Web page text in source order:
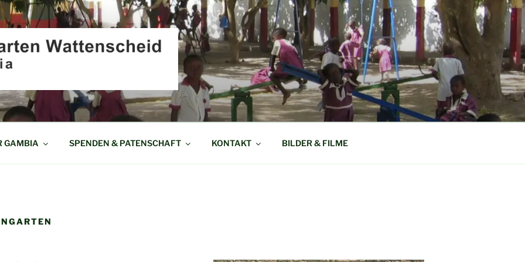
WATTENSCHEID IN GAMBIA
GAMBIA SPENDEN & PATENSCHAFT KONTAKT BILDER & FILME